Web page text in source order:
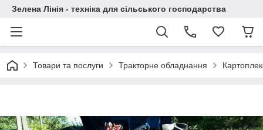
Зелена Лінія - техніка для сільського господарства
Товари та послуги Тракторне обладнання